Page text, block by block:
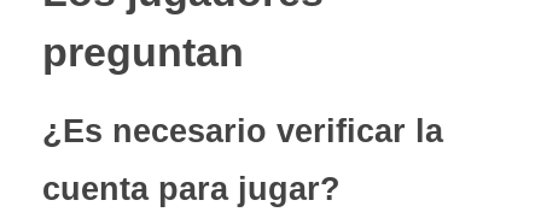
preguntan
¿Es necesario verificar la
cuenta para jugar?